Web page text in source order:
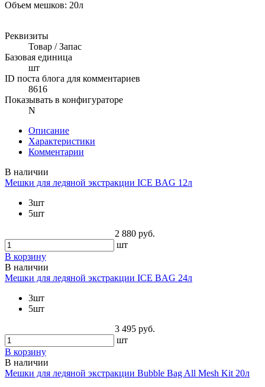
Объем мешков: 20л
Реквизиты
Товар / Запас
Базовая единица
шт
ID поста блога для комментариев
8616
Показывать в конфигураторе
N
Описание
Характеристики
Комментарии
В наличии
Мешки для ледяной экстракции ICE BAG 12л
3шт
5шт
2 880 руб.
шт
В корзину
В наличии
Мешки для ледяной экстракции ICE BAG 24л
3шт
5шт
3 495 руб.
шт
В корзину
В наличии
Мешки для ледяной экстракции Bubble Bag All Mesh Kit 20л